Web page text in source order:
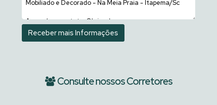
Consulte nossos Corretores